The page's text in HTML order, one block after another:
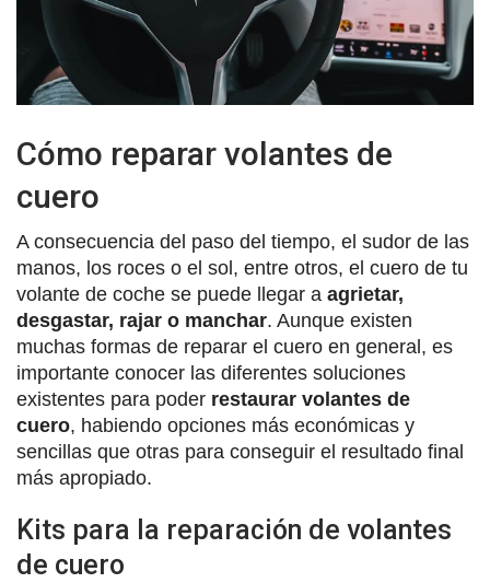
Cómo reparar volantes de
cuero
A consecuencia del paso del tiempo, el sudor de las
manos, los roces o el sol, entre otros, el cuero de tu
volante de coche se puede llegar a agrietar,
desgastar, rajar o manchar. Aunque existen
muchas formas de reparar el cuero en general, es
importante conocer las diferentes soluciones
existentes para poder restaurar volantes de
cuero, habiendo opciones más económicas y
sencillas que otras para conseguir el resultado final
más apropiado.
Kits para la reparación de volantes
de cuero